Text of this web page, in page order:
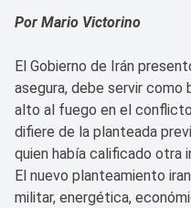
Por Mario Victorino
El Gobierno de Irán
asegura, debe servir como
alto al fuego en el
difiere de la planteada
quien había calificado otra
El nuevo planteamiento
militar, energética,